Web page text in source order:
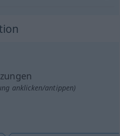
anklicken/antippen)